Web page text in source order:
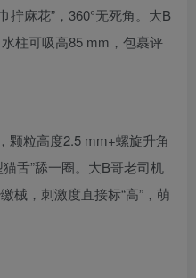
拧麻花”，360°无死角。大B
柱可吸高85 mm，包裹评
颗粒高度2.5 mm+螺旋升角
舌”舔一圈。大B哥老司机
械，刺激度直接标“高”，萌